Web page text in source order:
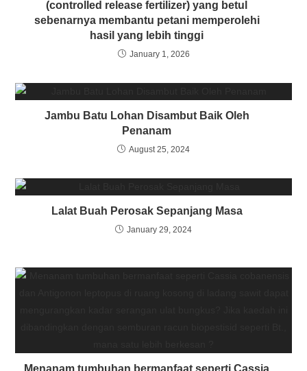
(controlled release fertilizer) yang betul
sebenarnya membantu petani memperolehi
hasil yang lebih tinggi
January 1, 2026
Jambu Batu Lohan Disambut Baik Oleh
Penanam
August 25, 2024
Lalat Buah Perosak Sepanjang Masa
January 29, 2024